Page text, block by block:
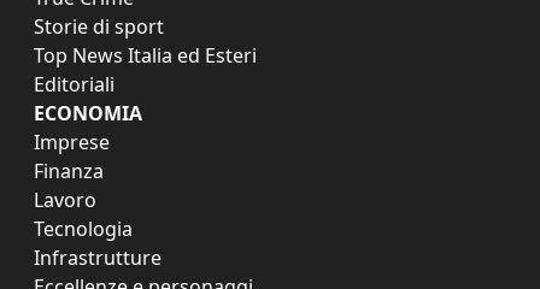
Storie di sport
Top News Italia ed Esteri
Editoriali
ECONOMIA
Imprese
Finanza
Lavoro
Tecnologia
Infrastrutture